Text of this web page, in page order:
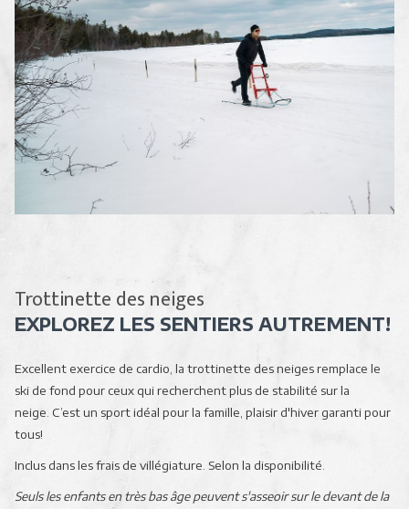
Trottinette des neiges
EXPLOREZ LES SENTIERS AUTREMENT!
Excellent exercice de cardio, la trottinette des neiges remplace le
ski de fond pour ceux qui recherchent plus de stabilité sur la
neige. C’est un sport idéal pour la famille, plaisir d'hiver garanti pour
tous!
Inclus dans les frais de villégiature. Selon la disponibilité.
Seuls les enfants en très bas âge peuvent s'asseoir sur le devant de la